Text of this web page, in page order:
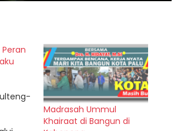
Madrasah Ummul
Khairaat di Bangun di